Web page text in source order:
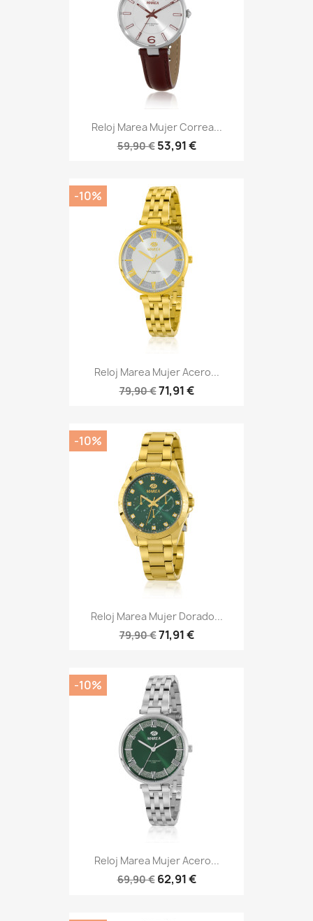
Reloj Marea Mujer Correa...
59,90 € 53,91 €
Reloj Marea Mujer Acero...
79,90 €71,91 €
-10%
Reloj Marea Mujer Dorado...
79,90 €71,91 €
-10%
Reloj Marea Mujer Acero...
69,90 € 62,91 €
-10%